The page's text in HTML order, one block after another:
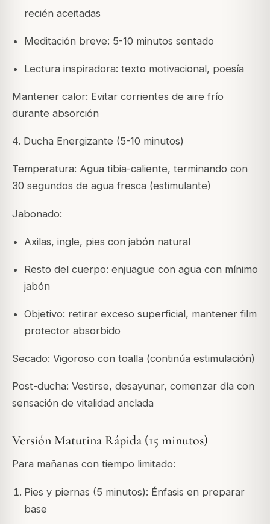
recién aceitadas
Meditación breve: 5-10 minutos sentado
Lectura inspiradora: texto motivacional, poesía
Mantener calor: Evitar corrientes de aire frío
durante absorción
4. Ducha Energizante (5-10 minutos)
Temperatura: Agua tibia-caliente, terminando con
30 segundos de agua fresca (estimulante)
Jabonado:
Axilas, ingle, pies con jabón natural
Resto del cuerpo: enjuague con agua con mínimo
jabón
Objetivo: retirar exceso superficial, mantener film
protector absorbido
Secado: Vigoroso con toalla (continúa estimulación)
Post-ducha: Vestirse, desayunar, comenzar día con
sensación de vitalidad anclada
Versión Matutina Rápida (15 minutos)
Para mañanas con tiempo limitado:
Pies y piernas (5 minutos): Énfasis en preparar
base